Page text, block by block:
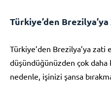
Türkiye’den Brezilya’ya
Türkiye’den Brezilya’ya zati
düşündüğünüzden çok daha
nedenle, işinizi şansa